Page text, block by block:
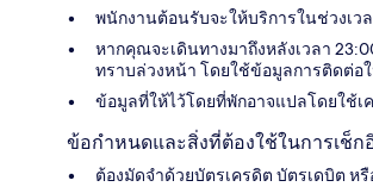
พนักงานต้อนรับจะให้บริการในช่วงเว
หากคุณจะเดินทางมาถึงหลังเวลา
ทราบล่วงหน้า โดยใช้ข้อมูลการติดต่อ
ข้อมูลที่ให้ไว้โดยที่พักอาจแปลโดยใช้เ
ข้อกำหนดและสิ่งที่ต้องใช้ในการเช็ก
ต้องมัดจำด้วยบัตรเครดิต บัตรเดบิต หรื